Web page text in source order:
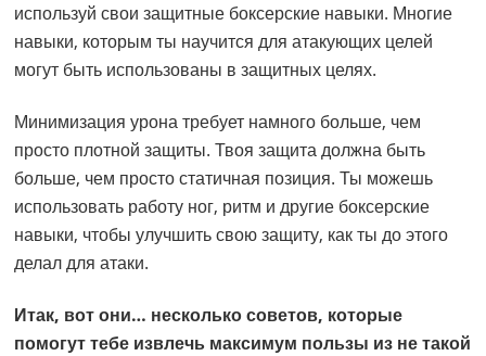
используй свои защитные боксерские навыки. Многие
навыки, которым ты научится для атакующих целей
могут быть использованы в защитных целях.
Минимизация урона требует намного больше, чем
просто плотной защиты. Твоя защита должна быть
больше, чем просто статичная позиция. Ты можешь
использовать работу ног, ритм и другие боксерские
навыки, чтобы улучшить свою защиту, как ты до этого
делал для атаки.
Итак, вот они… несколько советов, которые
помогут тебе извлечь максимум пользы из не такой